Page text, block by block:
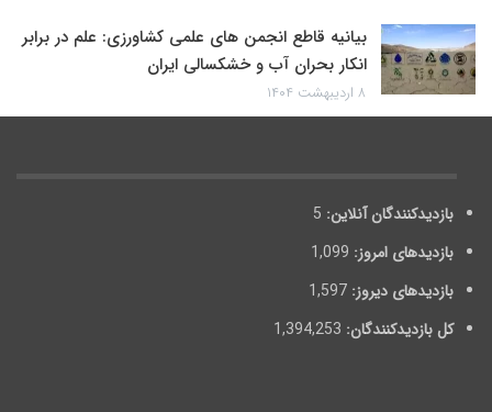
بیانیه قاطع انجمن های علمی کشاورزی: علم در برابر
انکار بحران آب و خشکسالی ایران
۸ اردیبهشت ۱۴۰۴
بازدیدکنندگان آنلاین: 5
بازدیدهای امروز: 1,099
بازدیدهای دیروز: 1,597
کل بازدیدکنند‌گان: 1,394,253